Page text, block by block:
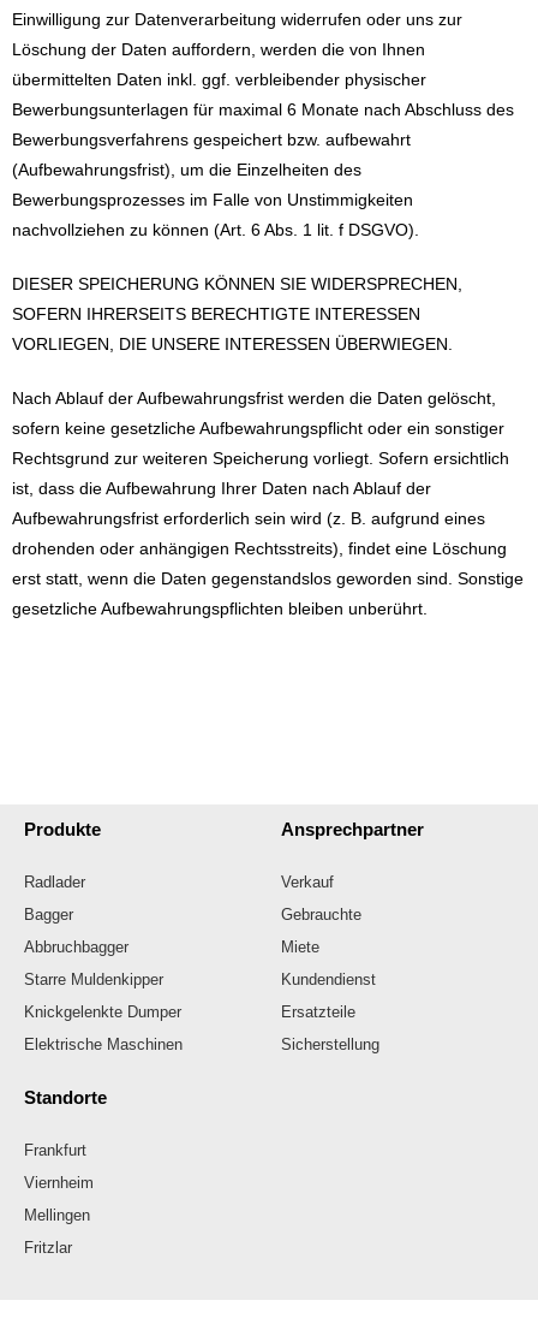
Einwilligung zur Datenverarbeitung widerrufen oder uns zur
Löschung der Daten auffordern, werden die von Ihnen
übermittelten Daten inkl. ggf. verbleibender physischer
Bewerbungsunterlagen für maximal 6 Monate nach Abschluss des
Bewerbungsverfahrens gespeichert bzw. aufbewahrt
(Aufbewahrungsfrist), um die Einzelheiten des
Bewerbungsprozesses im Falle von Unstimmigkeiten
nachvollziehen zu können (Art. 6 Abs. 1 lit. f DSGVO).
DIESER SPEICHERUNG KÖNNEN SIE WIDERSPRECHEN,
SOFERN IHRERSEITS BERECHTIGTE INTERESSEN
VORLIEGEN, DIE UNSERE INTERESSEN ÜBERWIEGEN.
Nach Ablauf der Aufbewahrungsfrist werden die Daten gelöscht,
sofern keine gesetzliche Aufbewahrungspflicht oder ein sonstiger
Rechtsgrund zur weiteren Speicherung vorliegt. Sofern ersichtlich
ist, dass die Aufbewahrung Ihrer Daten nach Ablauf der
Aufbewahrungsfrist erforderlich sein wird (z. B. aufgrund eines
drohenden oder anhängigen Rechtsstreits), findet eine Löschung
erst statt, wenn die Daten gegenstandslos geworden sind. Sonstige
gesetzliche Aufbewahrungspflichten bleiben unberührt.
Produkte
Radlader
Bagger
Abbruchbagger
Starre Muldenkipper
Knickgelenkte Dumper
Elektrische Maschinen
Ansprechpartner
Verkauf
Gebrauchte
Miete
Kundendienst
Ersatzteile
Sicherstellung
Standorte
Frankfurt
Viernheim
Mellingen
Fritzlar